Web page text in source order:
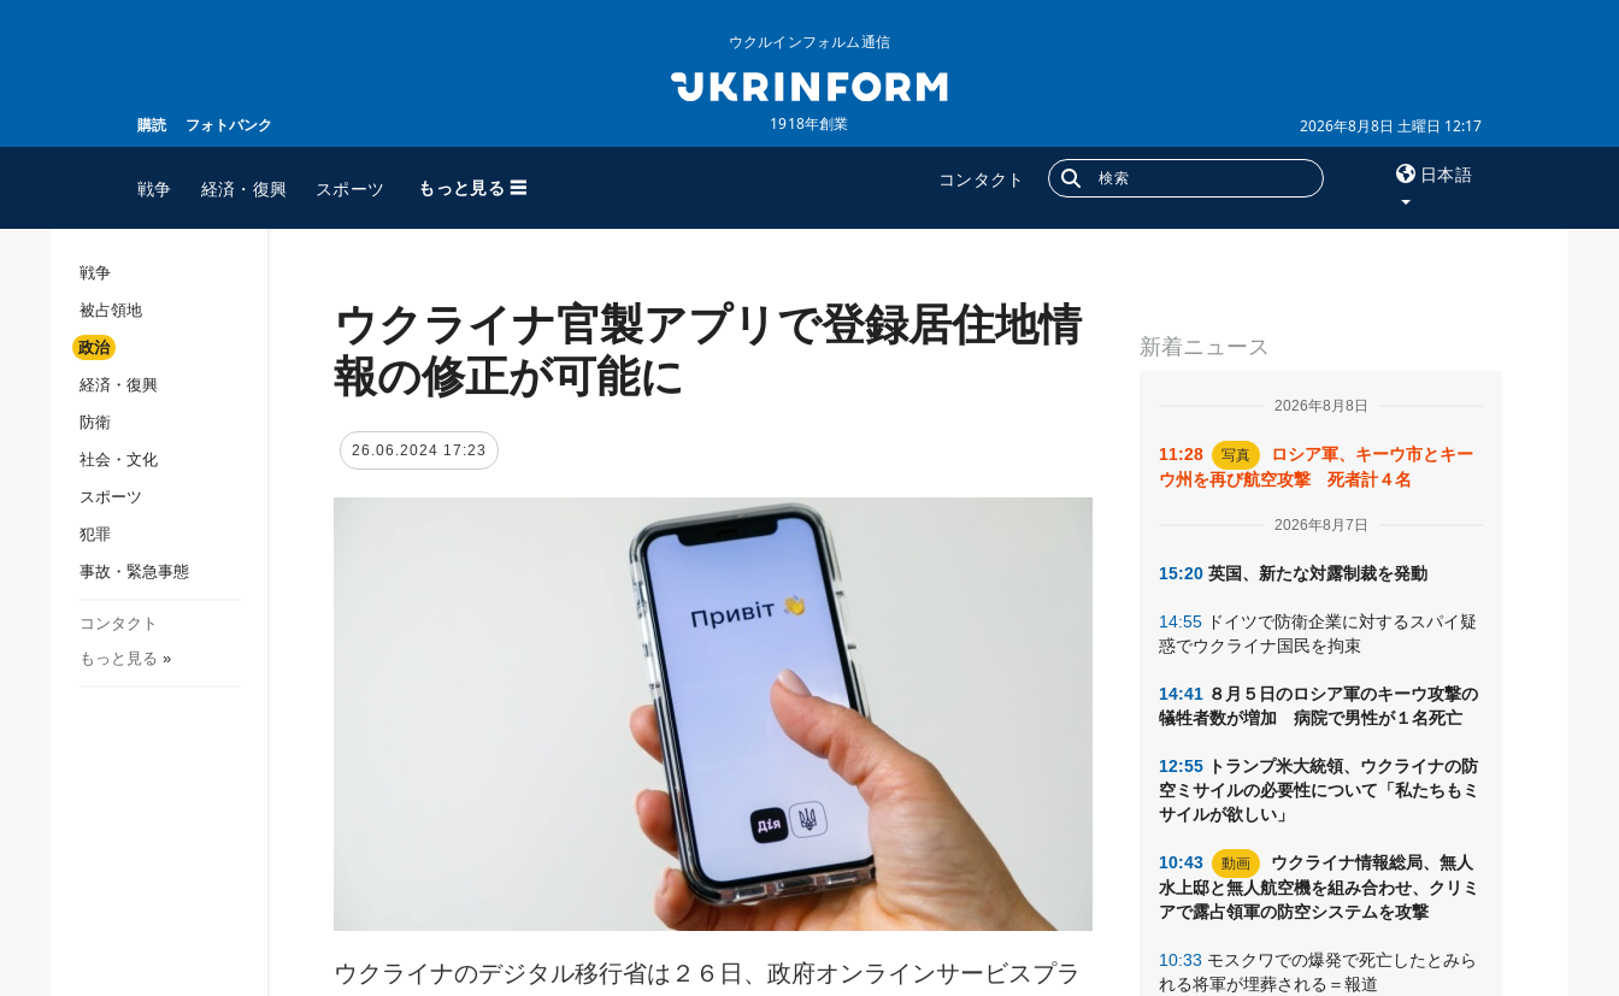
購読 フォトバンク
ウクルインフォルム通信
1918年創業 2026年8月8日 土曜日 12:17
戦争 経済・復興 スポーツ もっと見る ☰ コンタクト 日本語
スポーツ
ウクルインフォルム
ウクルインフォルムについ
て
追加
特集
購読
戦争
被占領地
政治
経済・復興
防衛
社会・文化
スポーツ
犯罪
事故・緊急事態
コンタクト
もっと見る »
新着ニュース
2026年8月8日
11:28 写真
ロシア軍、キーウ市とキー
ウ州を再び航空攻撃 死者計４名
2026年8月7日
15:20 英国、新たな対露制裁を発動
14:55 ドイツで防衛企業に対するスパイ疑
惑でウクライナ国民を拘束
14:41 ８月５日のロシア軍のキーウ攻撃の
犠牲者数が増加 病院で男性が１名死亡
12:55 トランプ米大統領、ウクライナの防
空ミサイルの必要性について「私たちもミ
サイルが欲しい」
10:43 動画
ウクライナ情報総局、無人
水上邸と無人航空機を組み合わせ、クリミ
アで露占領軍の防空システムを攻撃
10:33 モスクワでの爆発で死亡したとみら
れる将軍が埋葬される＝報道
ウクライナ官製アプリで登録居住地情
報の修正が可能に
26.06.2024 17:23
ウクライナのデジタル移行省は２６日、政府オンラインサービスプラ